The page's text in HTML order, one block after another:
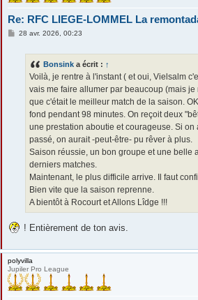
Re: RFC LIEGE-LOMMEL La
M28 avr. 2026, 00:23
Bonsink a écrit : ↑
Voilà, je rentre à l'instant ( et oui, Vielsalm
vais me faire allumer par beaucoup (mais je
que c'était le meilleur match de la saison.
fond pendant 98 minutes. On reçoit deux
une prestation aboutie et courageuse. Si on
passé, on aurait -peut-être- pu rêver à plus.
Saison réussie, un bon groupe et une belle
derniers matches.
Maintenant, le plus difficile arrive. Il faut
Bien vite que la saison reprenne.
A bientôt à Rocourt et Allons Lîdge !!!
! Entièrement de ton avis.
polyvilla
Jupiler Pro League